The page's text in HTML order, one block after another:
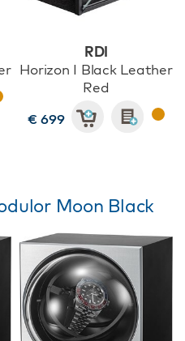
RDI
Horizon I Black Leather
Red
€ 699
Moon Black